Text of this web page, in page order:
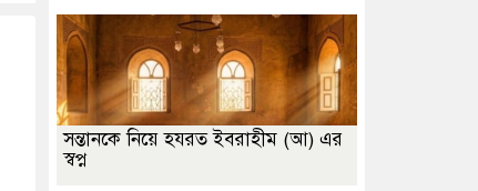
সন্তানকে নিয়ে হযরত ইবরাহীম (আ) এর
স্বপ্ন